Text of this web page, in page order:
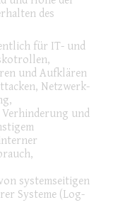
des
für IT- und
und Aufklären
Netzwerk-
und
systemseitigen
Systeme (Log-